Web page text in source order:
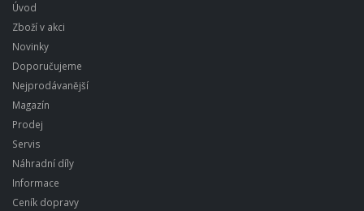
Úvod
Zboží v akci
Novinky
Doporučujeme
Nejprodávanější
Magazín
Prodej
Servis
Náhradní díly
Informace
Ceník dopravy